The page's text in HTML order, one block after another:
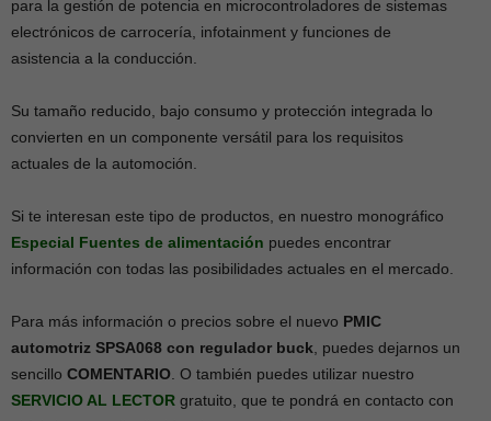
para la gestión de potencia en microcontroladores de sistemas
electrónicos de carrocería, infotainment y funciones de
asistencia a la conducción.
Su tamaño reducido, bajo consumo y protección integrada lo
convierten en un componente versátil para los requisitos
actuales de la automoción.
Si te interesan este tipo de productos, en nuestro monográfico
Especial Fuentes de alimentación puedes encontrar
información con todas las posibilidades actuales en el mercado.
Para más información o precios sobre el nuevo PMIC
automotriz SPSA068 con regulador buck , puedes dejarnos un
sencillo COMENTARIO . O también puedes utilizar nuestro
SERVICIO AL LECTOR gratuito, que te pondrá en contacto con